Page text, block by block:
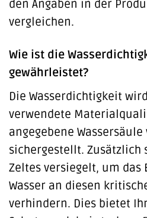
den Angaben in der
vergleichen.
Wie ist die
gewährleistet?
Die Wasserdichtigkeit
verwendete
angegebene
sichergestellt. Zusätzlich
Zeltes versiegelt, um das
Wasser an diesen
verhindern. Dies bietet